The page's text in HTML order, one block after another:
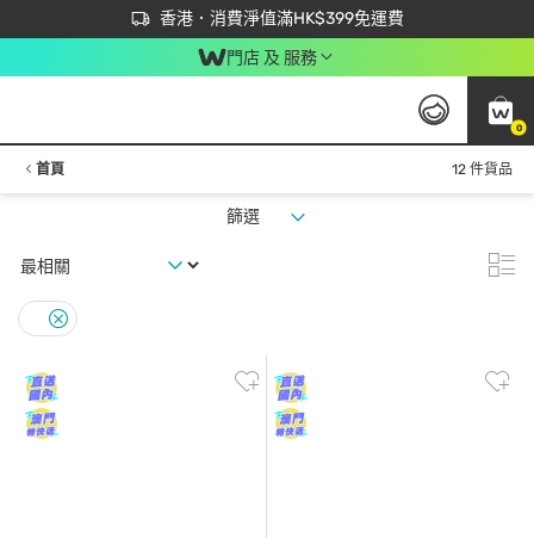
香港．消費淨值滿HK$399免運費
立即成為易賞錢會員盡享獨家優惠
首次APP下單買滿$450 輸入 NEWAPP 即減$50
門店 及 服務
0
首頁 12 件貨品
篩選